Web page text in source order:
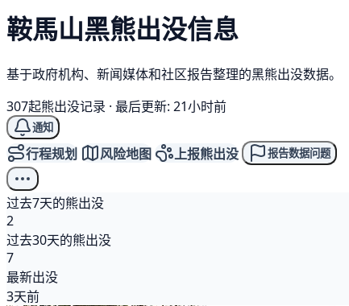
鞍馬山黑熊出没信息
基于政府机构、新闻媒体和社区报告整理的黑熊出没数据。
307起熊出没记录 · 最后更新: 21小时前
通知
行程规划 风险地图 上报熊出没 报告数据问题
过去7天的熊出没
2
过去30天的熊出没
7
最新出没
3天前